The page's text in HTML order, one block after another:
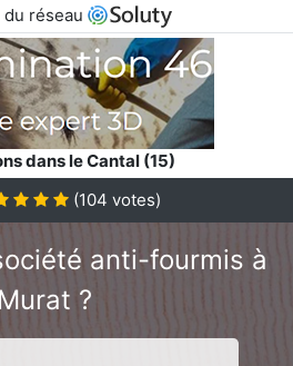
réseau
dans le Cantal (15)
(104 votes)
anti-fourmis à
Murat ?